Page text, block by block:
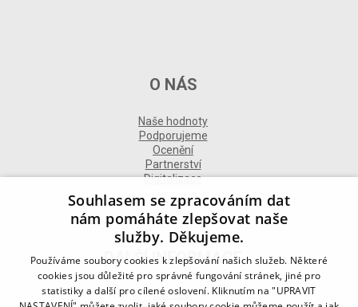
O NÁS
Naše hodnoty
Podporujeme
Ocenění
Partnerství
Digitalizace
DALŠÍ INFORMACE
Kontakt
Souhlasem se zpracováním dat
nám pomáháte zlepšovat naše
služby. Děkujeme.
Používáme soubory cookies k zlepšování našich služeb. Některé
cookies jsou důležité pro správné fungování stránek, jiné pro
statistiky a další pro cílené oslovení. Kliknutím na "UPRAVIT